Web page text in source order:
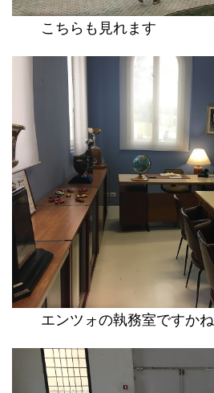
こちらも見れます
エンツォの執務室ですかね